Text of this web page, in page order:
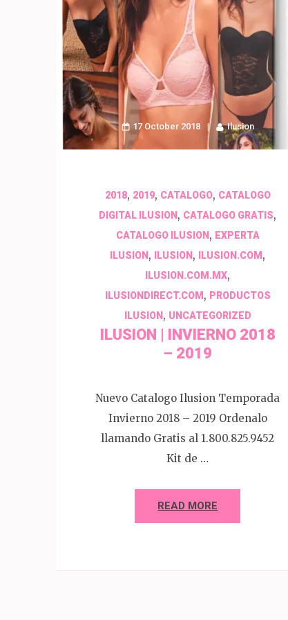
17 October 2018 Ilusion
2018, 2019, CATALOGO, CATALOGO
DIGITAL ILUSION , CATALOGO GRATIS,
CATALOGO ILUSION, EXPERTA
ILUSION , ILUSION , ILUSION.COM ,
ILUSION.COM.MX,
ILUSIONDIRECT.COM , PRODUCTOS
ILUSION, UNCATEGORIZED
ILUSION | INVIERNO 2018
– 2019
Nuevo Catalogo Ilusion Temporada
Invierno 2018 – 2019 Ordenalo
llamando Gratis al 1.800.825.9452
Kit de …
READ MORE